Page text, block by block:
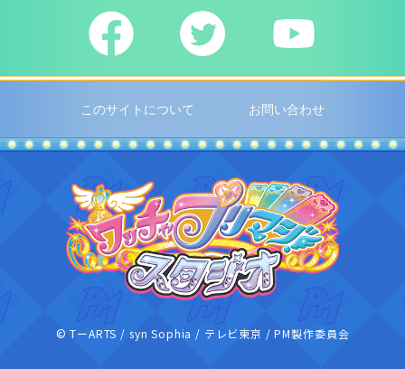
このサイトについて お問い合わせ
ワッチャプ
© TーARTS / syn Sophia / テレビ東京 / PM製作委員会